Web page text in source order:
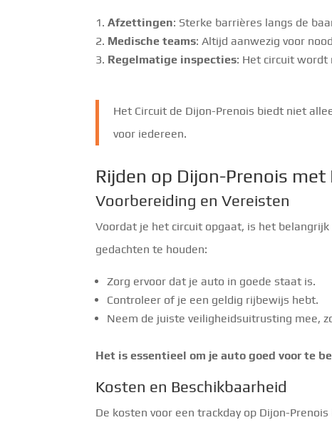
Afzettingen: Sterke barrières langs de
Medische teams: Altijd aanwezig voor
Regelmatige inspecties: Het circuit wordt
Het Circuit de Dijon-Prenois biedt niet
voor iedereen.
Rijden op Dijon-Prenois met
Voorbereiding en Vereisten
Voordat je het circuit opgaat, is het
gedachten te houden:
Zorg ervoor dat je auto in goede staat is.
Controleer of je een geldig rijbewijs hebt.
Neem de juiste veiligheidsuitrusting mee,
Het is essentieel om je auto goed voor te
Kosten en Beschikbaarheid
De kosten voor een trackday op Dijon-